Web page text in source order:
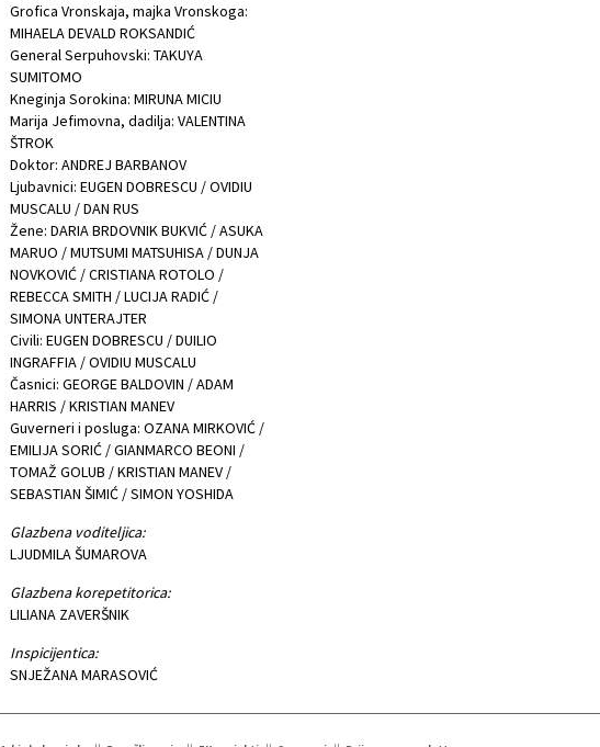
Grofica Vronskaja, majka Vronskoga:
MIHAELA DEVALD ROKSANDIĆ
General Serpuhovski: TAKUYA
SUMITOMO
Kneginja Sorokina: MIRUNA MICIU
Marija Jefimovna, dadilja: VALENTINA
ŠTROK
Doktor: ANDREJ BARBANOV
Ljubavnici: EUGEN DOBRESCU / OVIDIU
MUSCALU / DAN RUS
Žene: DARIA BRDOVNIK BUKVIĆ / ASUKA
MARUO / MUTSUMI MATSUHISA / DUNJA
NOVKOVIĆ / CRISTIANA ROTOLO /
REBECCA SMITH / LUCIJA RADIĆ /
SIMONA UNTERAJTER
Civili: EUGEN DOBRESCU / DUILIO
INGRAFFIA / OVIDIU MUSCALU
Časnici: GEORGE BALDOVIN / ADAM
HARRIS / KRISTIAN MANEV
Guverneri i posluga: OZANA MIRKOVIĆ /
EMILIJA SORIĆ / GIANMARCO BEONI /
TOMAŽ GOLUB / KRISTIAN MANEV /
SEBASTIAN ŠIMIĆ / SIMON YOSHIDA
Glazbena voditeljica:
LJUDMILA ŠUMAROVA
Glazbena korepetitorica:
LILIANA ZAVERŠNIK
Inspicijentica:
SNJEŽANA MARASOVIĆ